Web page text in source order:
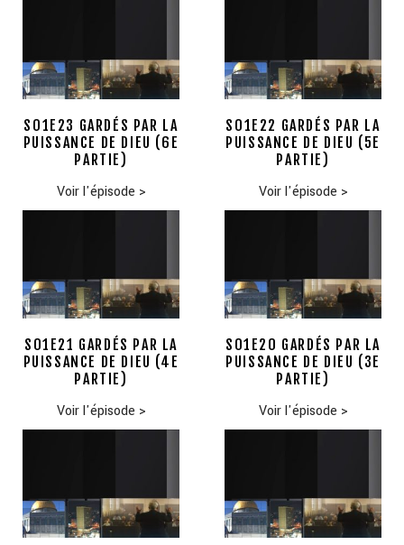
S01E23 GARDÉS PAR LA
PUISSANCE DE DIEU (6E
PARTIE)
Voir l'épisode >
S01E22 GARDÉS PAR LA
PUISSANCE DE DIEU (5E
PARTIE)
Voir l'épisode >
S01E21 GARDÉS PAR LA
PUISSANCE DE DIEU (4E
PARTIE)
Voir l'épisode >
S01E20 GARDÉS PAR LA
PUISSANCE DE DIEU (3E
PARTIE)
Voir l'épisode >